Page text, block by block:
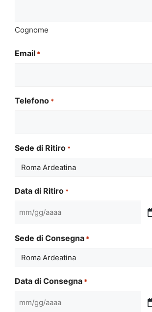
Cognome
Email *
Telefono *
Sede di Ritiro *
Data di Ritiro *
MM
GG
slash
Sede di Consegna *
Data di Consegna *
MM